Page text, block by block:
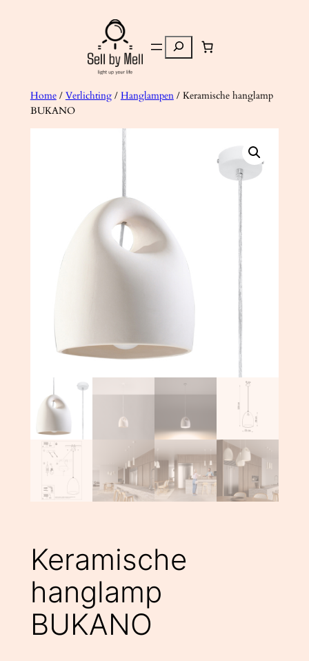
Zoeken
Home/ Verlichting/ Hanglampen/ Keramische hanglamp
BUKANO
Keramische
hanglamp
BUKANO